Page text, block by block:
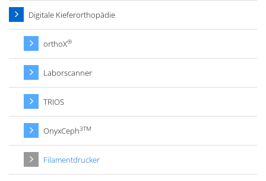
Digitale Kieferorthopädie
orthoX®
Laborscanner
TRIOS
OnyxCeph3TM
Filamentdrucker